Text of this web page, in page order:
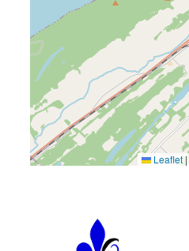
Leaflet |